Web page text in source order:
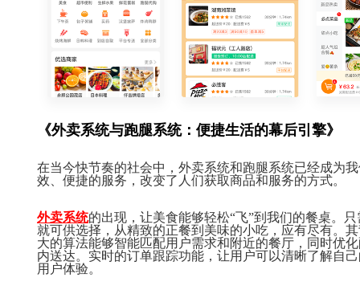
《外卖系统与跑腿系统：便捷生活的幕后引擎》
在当今快节奏的社会中，外卖系统和跑腿系统已经成为
效、便捷的服务，改变了人们获取商品和服务的方式。
外卖系统的出现，让美食能够轻松“飞”到我们的餐桌。
就可供选择，从精致的正餐到美味的小吃，应有尽有。
大的算法能够智能匹配用户需求和附近的餐厅，同时优
内送达。实时的订单跟踪功能，让用户可以清晰了解自
用户体验。